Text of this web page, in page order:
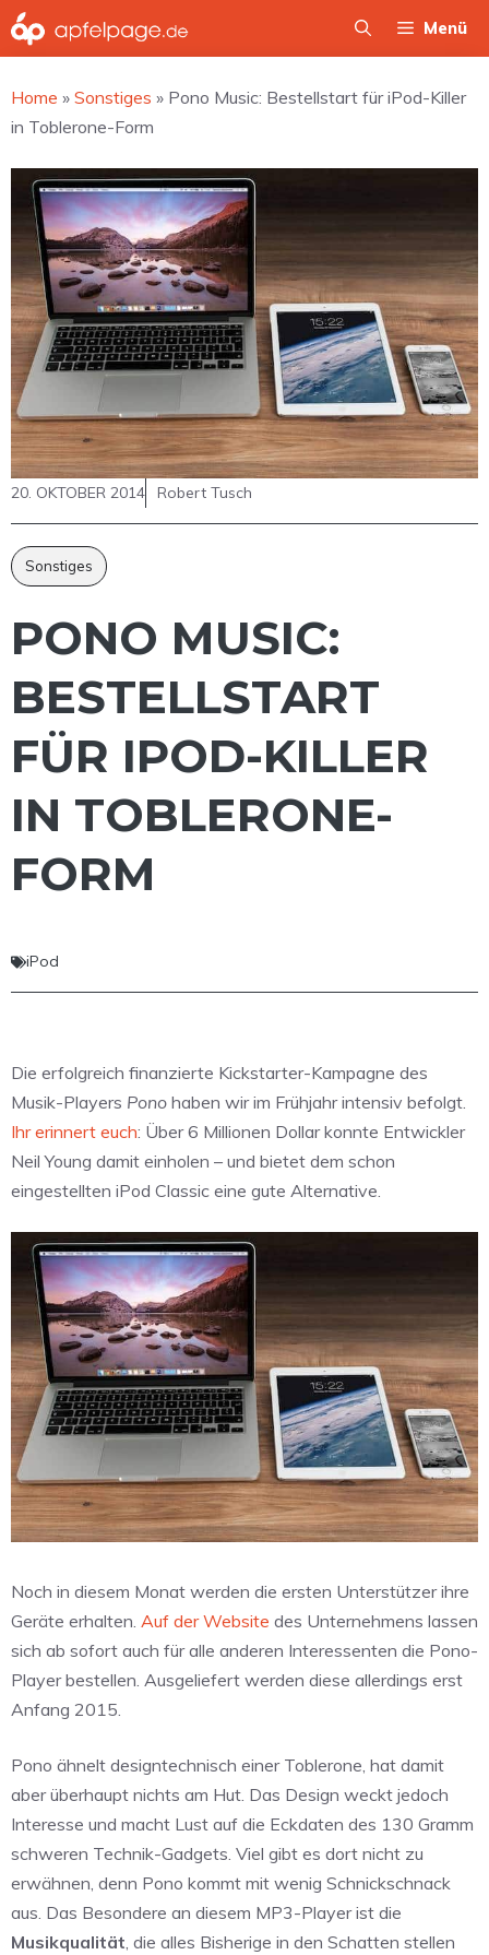
Zum
Inhalt
Menü
Home » Sonstiges » Pono Music: Bestellstart für iPod-Killer
in Toblerone-Form
20. OKTOBER 2014 Robert Tusch
Sonstiges
PONO MUSIC:
BESTELLSTART
FÜR IPOD-KILLER
IN TOBLERONE-
FORM
iPod
Die erfolgreich finanzierte Kickstarter-Kampagne des
Musik-Players Pono haben wir im Frühjahr intensiv befolgt.
Ihr erinnert euch: Über 6 Millionen Dollar konnte Entwickler
Neil Young damit einholen – und bietet dem schon
eingestellten iPod Classic eine gute Alternative.
Noch in diesem Monat werden die ersten Unterstützer ihre
Geräte erhalten. Auf der Website des Unternehmens lassen
sich ab sofort auch für alle anderen Interessenten die Pono-
Player bestellen. Ausgeliefert werden diese allerdings erst
Anfang 2015.
Pono ähnelt designtechnisch einer Toblerone, hat damit
aber überhaupt nichts am Hut. Das Design weckt jedoch
Interesse und macht Lust auf die Eckdaten des 130 Gramm
schweren Technik-Gadgets. Viel gibt es dort nicht zu
erwähnen, denn Pono kommt mit wenig Schnickschnack
aus. Das Besondere an diesem MP3-Player ist die
Musikqualität, die alles Bisherige in den Schatten stellen